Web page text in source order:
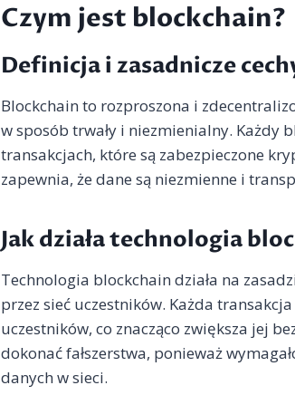
Czym jest blockchain?
Definicja i zasadnicze
Blockchain to rozproszona i
w sposób trwały i niezmienialny. Każdy
transakcjach, które są zabezpieczone
zapewnia, że dane są niezmienne i
Jak działa technologia
Technologia blockchain działa na
przez sieć uczestników. Każda
uczestników, co znacząco zwiększa jej
dokonać fałszerstwa, ponieważ
danych w sieci.